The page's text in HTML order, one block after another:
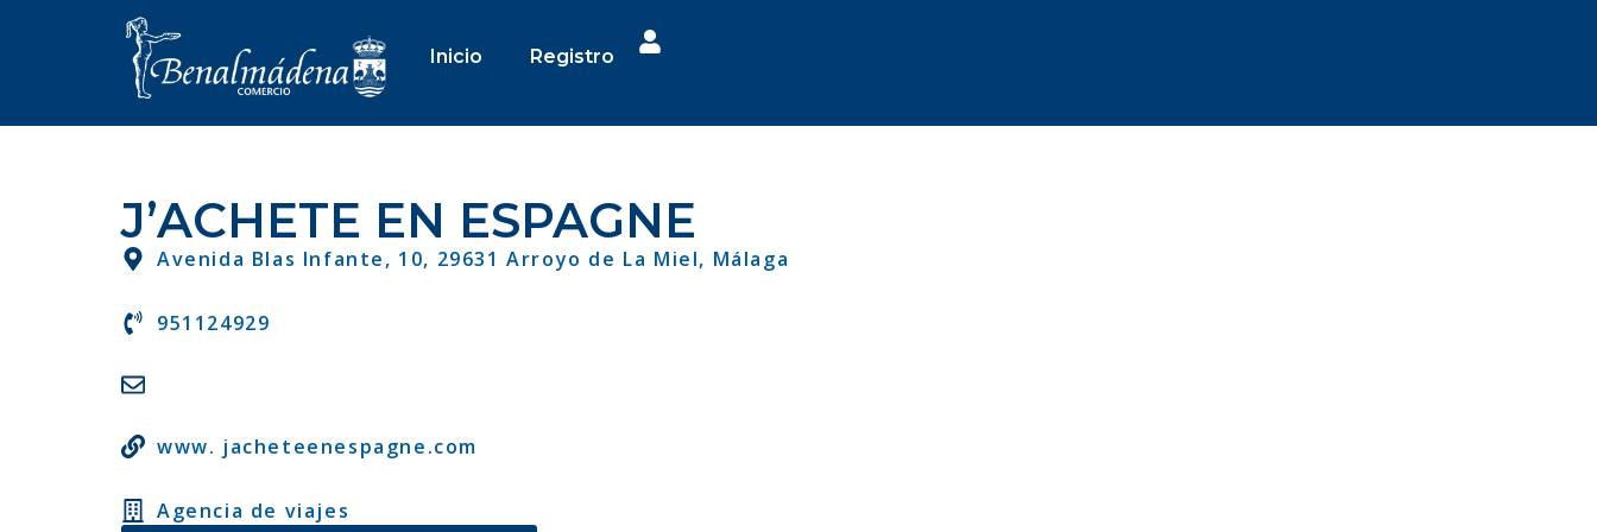
Inicio Registro
J’ACHETE EN ESPAGNE
Avenida Blas Infante, 10, 29631 Arroyo de La Miel, Málaga
951124929
www. jacheteenespagne.com
Agencia de viajes